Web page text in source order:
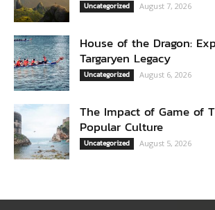
Uncategorized August 7, 2026
House of the Dragon:
Targaryen Legacy
Uncategorized August 6, 2026
The Impact of Game of
Popular Culture
Uncategorized August 5, 2026